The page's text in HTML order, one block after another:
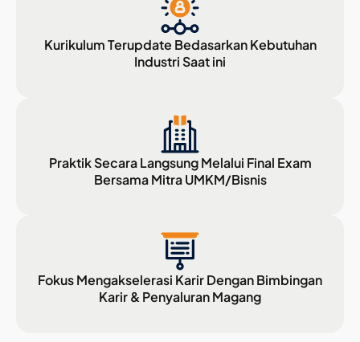
Kurikulum Terupdate Bedasarkan Kebutuhan
Industri Saat ini
Praktik Secara Langsung Melalui Final Exam
Bersama Mitra UMKM/Bisnis
Fokus Mengakselerasi Karir Dengan Bimbingan
Karir & Penyaluran Magang